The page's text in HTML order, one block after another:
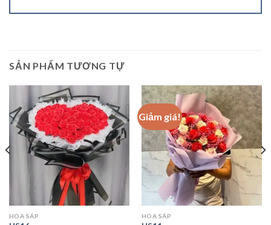
SẢN PHẨM TƯƠNG TỰ
HOA SÁP
Giảm giá!
HOA SÁP